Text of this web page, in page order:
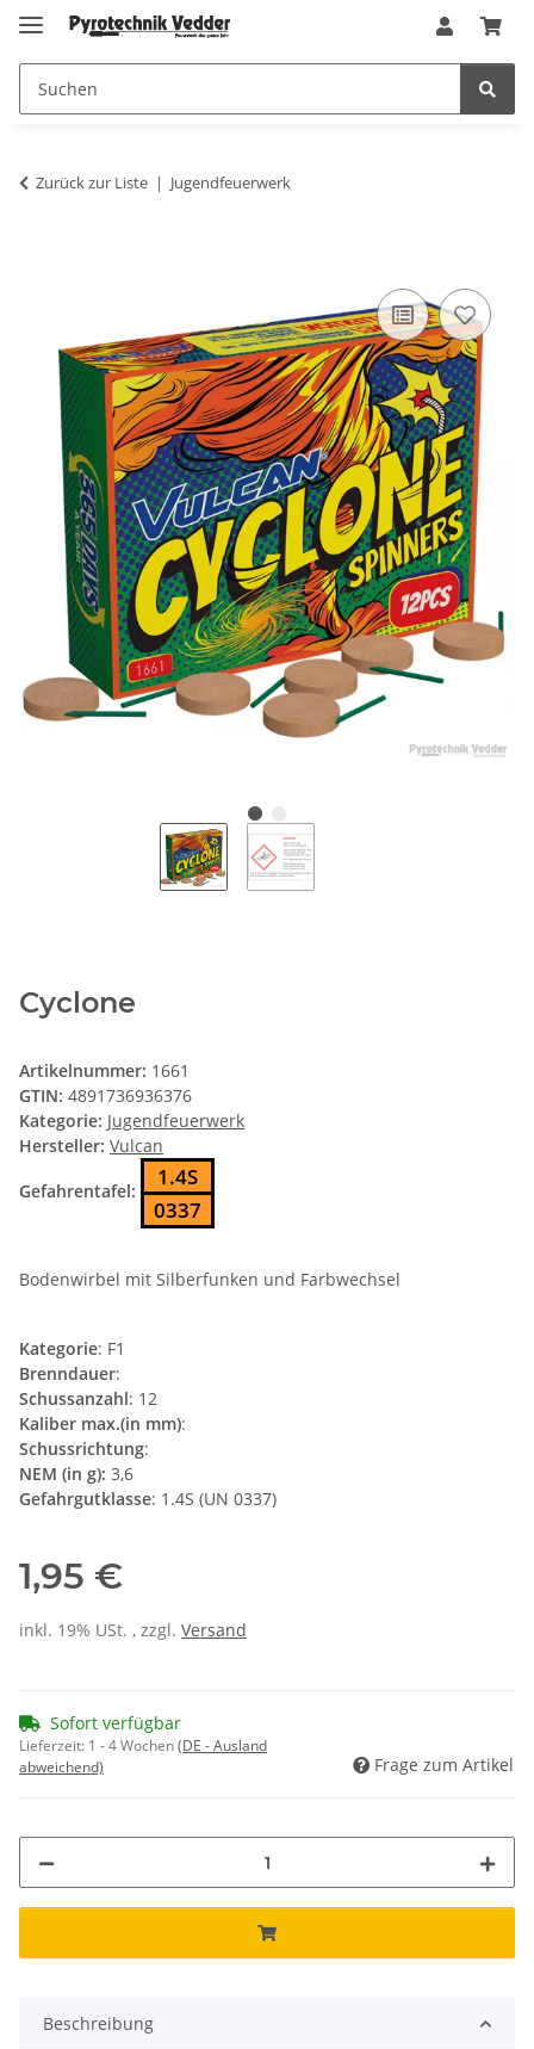
Zurück zur Liste Jugendfeuerwerk
Cyclone
Artikelnummer: 1661
GTIN: 4891736936376
Kategorie: Jugendfeuerwerk
Hersteller: Vulcan
Gefahrentafel:
1.4S
0337
Bodenwirbel mit Silberfunken und Farbwechsel
Kategorie: F1
Brenndauer:
Schussanzahl: 12
Kaliber max.(in mm):
Schussrichtung:
NEM (in g): 3,6
Gefahrgutklasse: 1.4S (UN 0337)
1,95 €
inkl. 19% USt. , zzgl. Versand
Sofort verfügbar
Lieferzeit: 1 - 4 Wochen(DE - Ausland
abweichend)
Frage zum Artikel
Beschreibung